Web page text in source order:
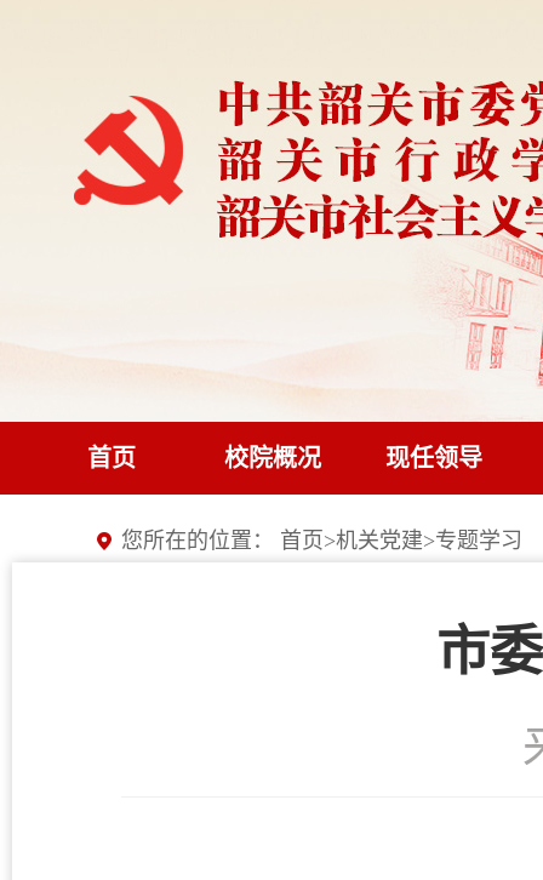
首页 校院概况 现任领导
您所在的位置： 首页>机关党建>专题学习
市